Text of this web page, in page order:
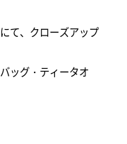
て、クローズアップ
ッグ・ティータオ